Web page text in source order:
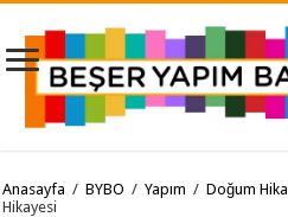
Anasayfa / BYBO / Yapım / Doğum
Hikayesi